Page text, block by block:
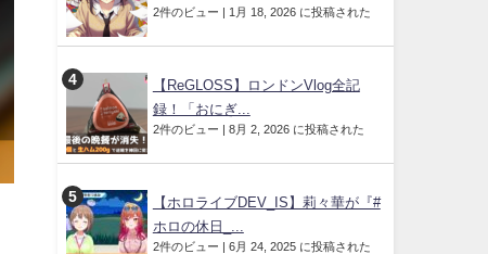
2件のビュー | 1月 18, 2026 に投稿された
【ReGLOSS】ロンドンVlog全記
録！「おにぎ...
2件のビュー | 8月 2, 2026 に投稿された
【ホロライブDEV_IS】莉々華が『#
ホロの休日_...
2件のビュー | 6月 24, 2025 に投稿された